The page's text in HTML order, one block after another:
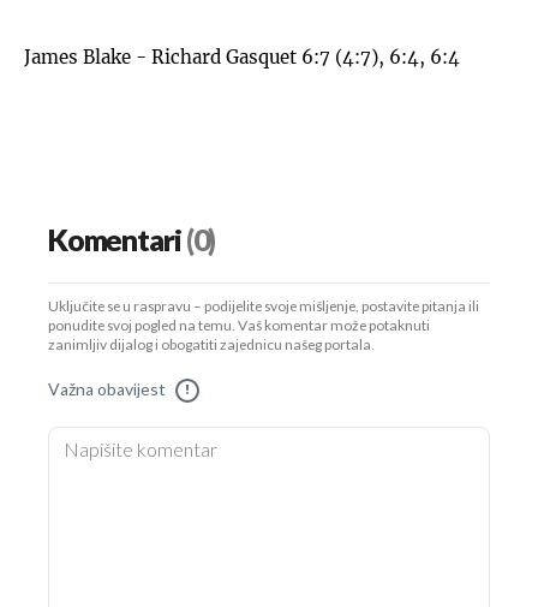
James Blake - Richard Gasquet 6:7 (4:7), 6:4, 6:4
Komentari(0)
Uključite se u raspravu – podijelite svoje mišljenje, postavite pitanja ili
ponudite svoj pogled na temu. Vaš komentar može potaknuti
zanimljiv dijalog i obogatiti zajednicu našeg portala.
Važna obavijest !